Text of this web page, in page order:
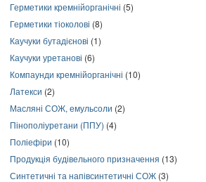
Герметики кремнійорганічні (5)
Герметики тіоколові (8)
Каучуки бутадієнові (1)
Каучуки уретанові (6)
Компаунди кремнійорганічні (10)
Латекси (2)
Масляні СОЖ, емульсоли (2)
Пінополіуретани (ППУ) (4)
Поліефіри (10)
Продукція будівельного призначення (13)
Синтетичні та напівсинтетичні СОЖ (3)